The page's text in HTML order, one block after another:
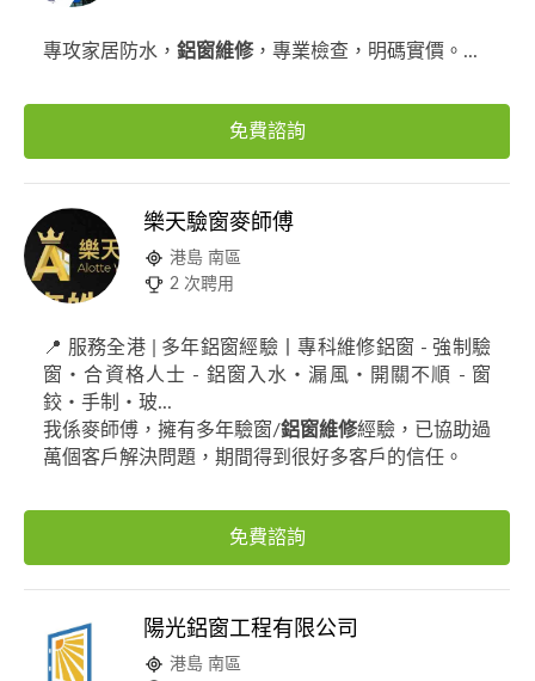
專攻家居防水， 鋁窗維修，專業檢查，明碼實價。...
免費諮詢
樂天驗窗麥師傅
港島 南區
2 次聘用
📍 服務全港 | 多年鋁窗經驗丨專科維修鋁窗 - 強制驗
窗・合資格人士 - 鋁窗入水・漏風・開關不順 - 窗
鉸・手制・玻...
我係麥師傅，擁有多年驗窗/鋁窗維修經驗，已協助過
萬個客戶解決問題，期間得到很好多客戶的信任。
免費諮詢
陽光鋁窗工程有限公司
港島 南區